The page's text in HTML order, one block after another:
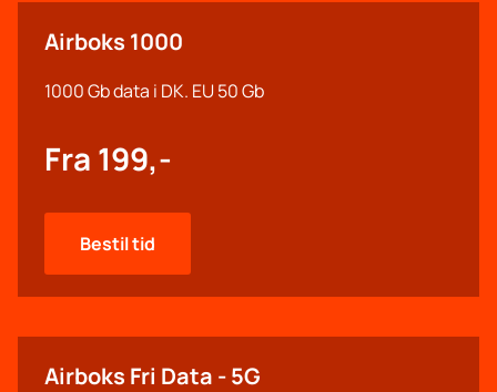
Airboks 1000
1000 Gb data i DK. EU 50 Gb
Fra 199,-
Bestil tid
Airboks Fri Data - 5G